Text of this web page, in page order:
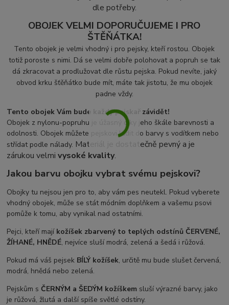
dle potřeby.
OBOJEK VELMI DOPORUČUJEME I PRO
ŠTĚŇÁTKA!
Tento obojek je velmi vhodný i pro pejsky, kteří rostou. Obojek
totiž poroste s nimi. Dá se velmi dobře polohovat a popruh se tak
dá zkracovat a prodlužovat dle růstu pejska. Pokud nevíte, jaký
obvod krku šťěňátko bude mít, máte tak jistotu, že mu obojek
padne vždy.
Tento obojek Vám bude každý pejskař závidět!
Obojek z nylonu-popruhu je úžasný díky jeho škále barevnosti a
odolnosti. Obojek můžete pejskovi ladit do barvy s vodítkem nebo
střídat podle nálady. Materiál je dostatečně pevný a je
zárukou velmivysoké kvality.
Jakou barvu obojku vybrat svému pejskovi?
Obojky tu nejsou jen pro to, aby vám pes neutekl. Pokud vyberete
vhodný obojek, může se stát módním doplňkem a vašemu psovi
pomůže k tomu, aby vynikal nad ostatními.
Pejci, kteří mají kožíšek zbarvený to teplých odstínů ČERVENÉ,
ŽÍHANÉ, HNĚDÉ, nejvíce sluší modrá, zelená a šedá i růžová.
Pokud má váš pejsek BÍLÝ kožíšek, určitě mu bude slušet červená,
modrá, hnědá nebo zelená.
Pejskům s ČERNÝM a ŠEDÝM kožíškem sluší výrazné barvy, jako
je růžová, žlutá a další spíše světlé odstíny.